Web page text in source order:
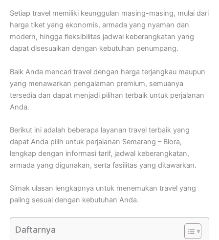
Setiap travel memiliki keunggulan masing-masing, mulai dari
harga tiket yang ekonomis, armada yang nyaman dan
modern, hingga fleksibilitas jadwal keberangkatan yang
dapat disesuaikan dengan kebutuhan penumpang.
Baik Anda mencari travel dengan harga terjangkau maupun
yang menawarkan pengalaman premium, semuanya
tersedia dan dapat menjadi pilihan terbaik untuk perjalanan
Anda.
Berikut ini adalah beberapa layanan travel terbaik yang
dapat Anda pilih untuk perjalanan Semarang – Blora,
lengkap dengan informasi tarif, jadwal keberangkatan,
armada yang digunakan, serta fasilitas yang ditawarkan.
Simak ulasan lengkapnya untuk menemukan travel yang
paling sesuai dengan kebutuhan Anda.
Daftarnya